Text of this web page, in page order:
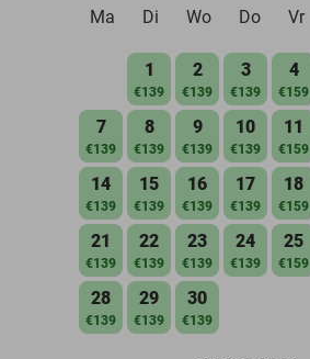
Ma
Di Wo Do Vr
1
€139
2
€139
3
€139
4
€159
7
€139
8
€139
9
€139
10
€139
11
€159
14
€139
15
€139
16
€139
17
€139
18
€159
21
€139
22
€139
23
€139
24
€139
25
€159
28
€139
29
€139
30
€139